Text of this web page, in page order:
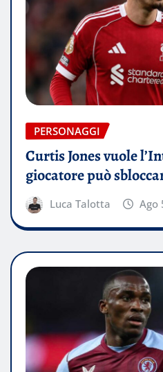
PERSONAGGI
Curtis Jones vuole
giocatore può
Luca Talotta Ago